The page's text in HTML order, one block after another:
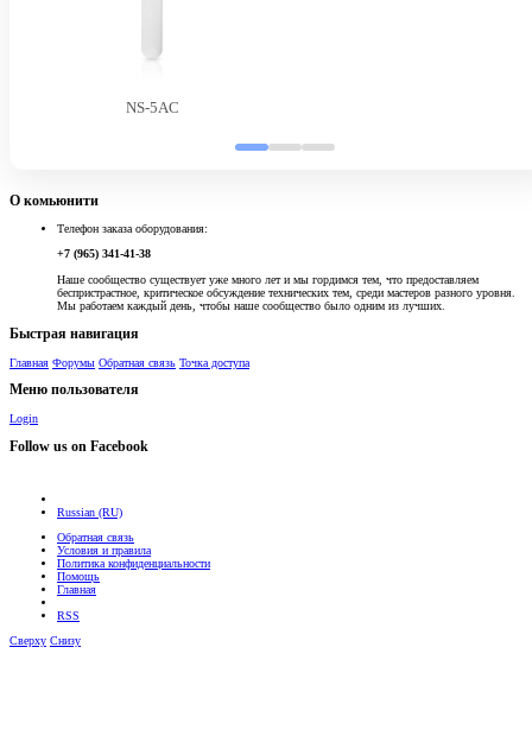
NS-5AC
О комьюнити
Телефон заказа оборудования:
+7 (965) 341-41-38
Наше сообщество существует уже много лет и мы гордимся тем, что предоставляем
беспристрастное, критическое обсуждение технических тем, среди мастеров разного уровня.
Мы работаем каждый день, чтобы наше сообщество было одним из лучших.
Быстрая навигация
Главная Форумы Обратная связь Точка доступа
Меню пользователя
Login
Follow us on Facebook
Russian (RU)
Обратная связь
Условия и правила
Политика конфиденциальности
Помощь
Главная
RSS
Сверху Снизу